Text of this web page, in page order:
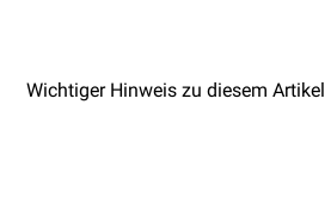
Wichtiger Hinweis zu diesem Artikel